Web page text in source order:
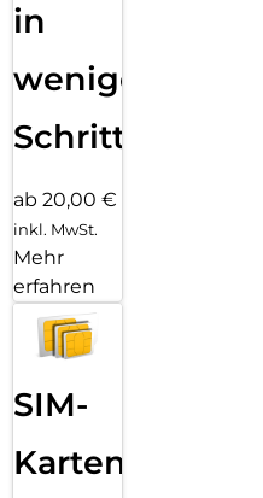
in
wenigen
Schritten
ab 20,00 €
inkl. MwSt.
Mehr
erfahren
SIM-
Karten